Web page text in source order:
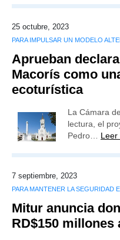
25 octubre, 2023
PARA IMPULSAR UN MODELO
Aprueban
Macorís como
ecoturística
La Cámara
lectura, el
Pedro… Leer
7 septiembre, 2023
PARA MANTENER LA SEGURIDAD
Mitur anuncia
RD$150